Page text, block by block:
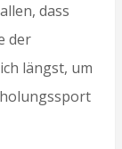
dass
der
längst, um